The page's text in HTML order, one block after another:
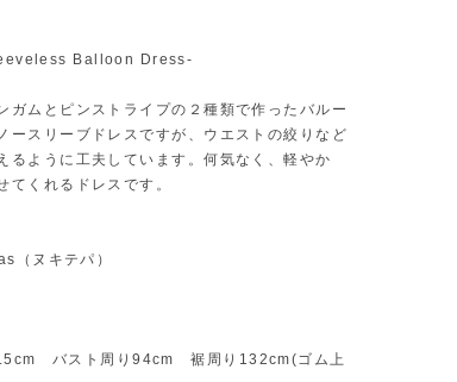
Balloon Dress-
ガムとピンストライプの２種類で作ったバルー
ースリーブドレスですが、ウエストの絞りなど
るように工夫しています。何気なく、軽やか
てくれるドレスです。
ヌキテパ）
バスト周り94cm 裾周り132cm(ゴム上